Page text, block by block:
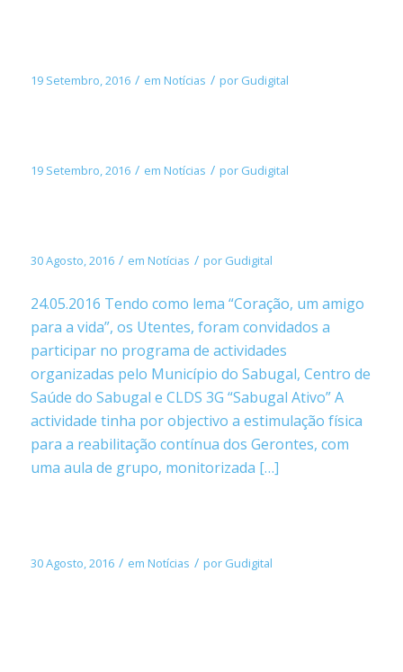
19 Setembro, 2016 / em Notícias / por Gudigital
19 Setembro, 2016 / em Notícias / por Gudigital
30 Agosto, 2016 / em Notícias / por Gudigital
24.05.2016 Tendo como lema “Coração, um amigo
para a vida”, os Utentes, foram convidados a
participar no programa de actividades
organizadas pelo Município do Sabugal, Centro de
Saúde do Sabugal e CLDS 3G “Sabugal Ativo” A
actividade tinha por objectivo a estimulação física
para a reabilitação contínua dos Gerontes, com
uma aula de grupo, monitorizada […]
30 Agosto, 2016 / em Notícias / por Gudigital